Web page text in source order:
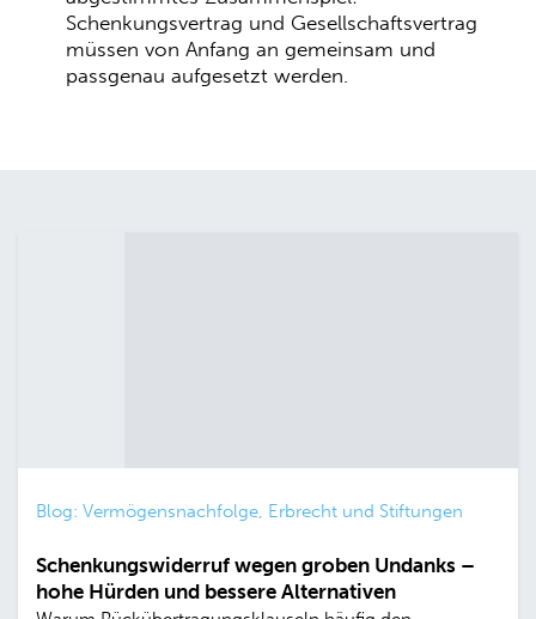
Schenkungsvertrag und Gesellschaftsvertrag
müssen von Anfang an gemeinsam und
passgenau aufgesetzt werden.
Blog: Vermögensnachfolge, Erbrecht und Stiftungen
Schenkungswiderruf wegen groben Undanks –
hohe Hürden und bessere Alternativen